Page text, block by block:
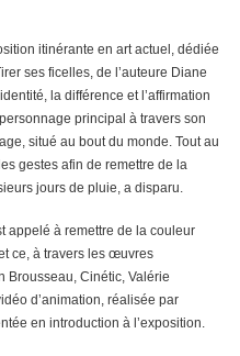
itinérante en art actuel, dédiée
ses ficelles, de l’auteure Diane
la différence et l’affirmation
principal à travers son
situé au bout du monde. Tout au
gestes afin de remettre de la
jours de pluie, a disparu.
appelé à remettre de la couleur
ce, à travers les œuvres
Brousseau, Cinétic, Valérie
d’animation, réalisée par
en introduction à l’exposition.